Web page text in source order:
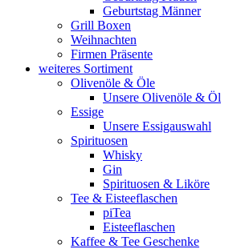
Geburtstag Männer
Grill Boxen
Weihnachten
Firmen Präsente
weiteres Sortiment
Olivenöle & Öle
Unsere Olivenöle & Öl
Essige
Unsere Essigauswahl
Spirituosen
Whisky
Gin
Spirituosen & Liköre
Tee & Eisteeflaschen
piTea
Eisteeflaschen
Kaffee & Tee Geschenke